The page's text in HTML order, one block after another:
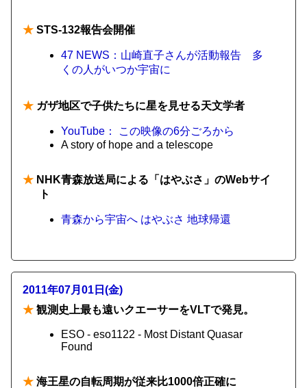
★ STS-132報告会開催
47 NEWS：山崎直子さんが活動報告 多
くの人がいつか宇宙に
★ ガザ地区で子供たちに星を見せる天文学者
YouTube： この映像の6分ごろから
A story of hope and a telescope
★ NHK青森放送局による「はやぶさ」のWebサイ
ト
青森から宇宙へ はやぶさ 地球帰還
2011年07月01日(金)
★ 観測史上最も遠いクエーサーをVLTで発見。
ESO - eso1122 - Most Distant Quasar
Found
★ 海王星の自転周期が従来比1000倍正確に